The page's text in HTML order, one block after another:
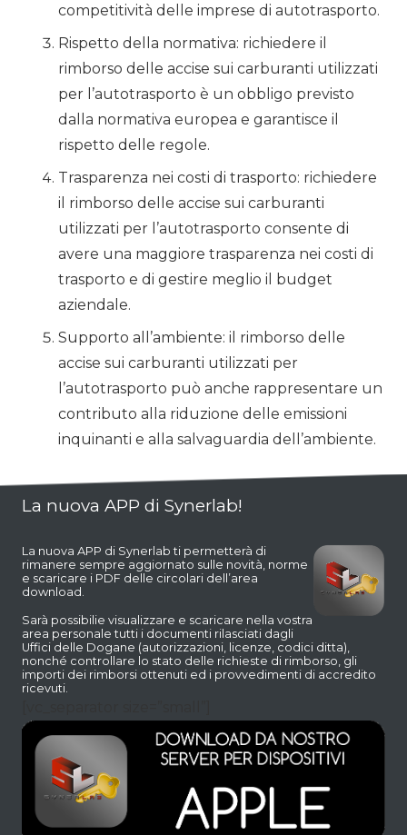
competitività delle imprese di autotrasporto.
Rispetto della normativa: richiedere il
rimborso delle accise sui carburanti utilizzati
per l’autotrasporto è un obbligo previsto
dalla normativa europea e garantisce il
rispetto delle regole.
Trasparenza nei costi di trasporto: richiedere
il rimborso delle accise sui carburanti
utilizzati per l’autotrasporto consente di
avere una maggiore trasparenza nei costi di
trasporto e di gestire meglio il budget
aziendale.
Supporto all’ambiente: il rimborso delle
accise sui carburanti utilizzati per
l’autotrasporto può anche rappresentare un
contributo alla riduzione delle emissioni
inquinanti e alla salvaguardia dell’ambiente.
La nuova APP di Synerlab!
La nuova APP di Synerlab ti permetterà di
rimanere sempre aggiornato sulle novità, norme
e scaricare i PDF delle circolari dell’area
download.
Sarà possibilie visualizzare e scaricare nella vostra
area personale tutti i documenti rilasciati dagli
Uffici delle Dogane (autorizzazioni, licenze, codici ditta),
nonché controllare lo stato delle richieste di rimborso, gli
importi dei rimborsi ottenuti ed i provvedimenti di accredito
ricevuti.